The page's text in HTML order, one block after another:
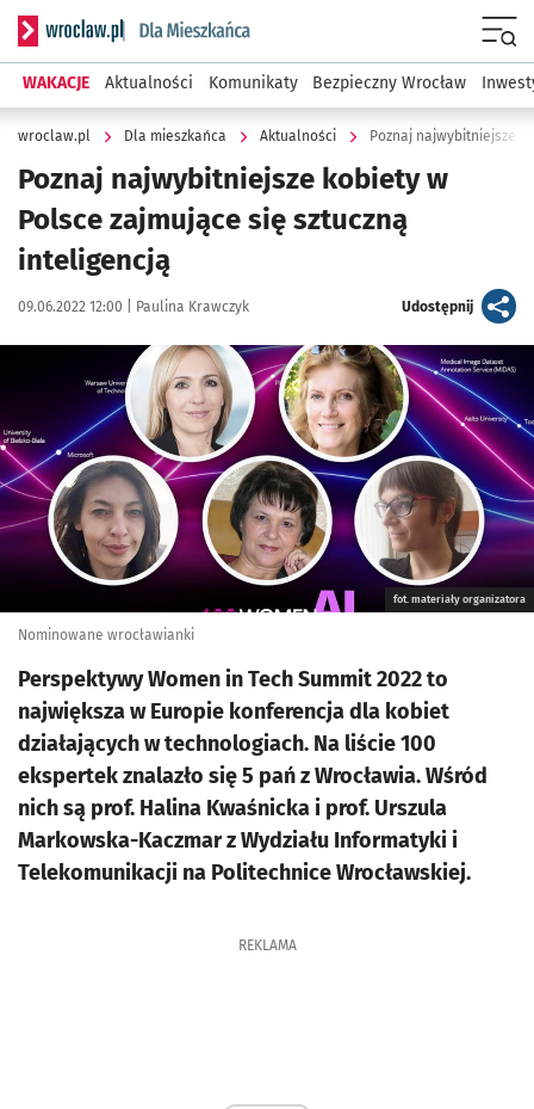
Serwis informacyjny wroclaw.pl podserwis: Dla mieszkańca
WAKACJE Aktualności Komunikaty Bezpieczny Wrocław
wroclaw.pl Dla mieszkańca Aktualności Poznaj najwybitniejsze
Poznaj najwybitniejsze kobiety w
Polsce zajmujące się sztuczną
inteligencją
Data publikacji:
09.06.2022 12:00 | Autor:
Paulina Krawczyk Udostępnijartykuł
Kliknij, aby powiększyć
fot. materiały organizatora
Nominowane wrocławianki
Perspektywy Women in Tech Summit 2022 to
największa w Europie konferencja dla kobiet
działających w technologiach. Na liście 100
ekspertek znalazło się 5 pań z Wrocławia. Wśród
nich są prof. Halina Kwaśnicka i prof. Urszula
Markowska-Kaczmar z Wydziału Informatyki i
Telekomunikacji na Politechnice Wrocławskiej.
REKLAMA